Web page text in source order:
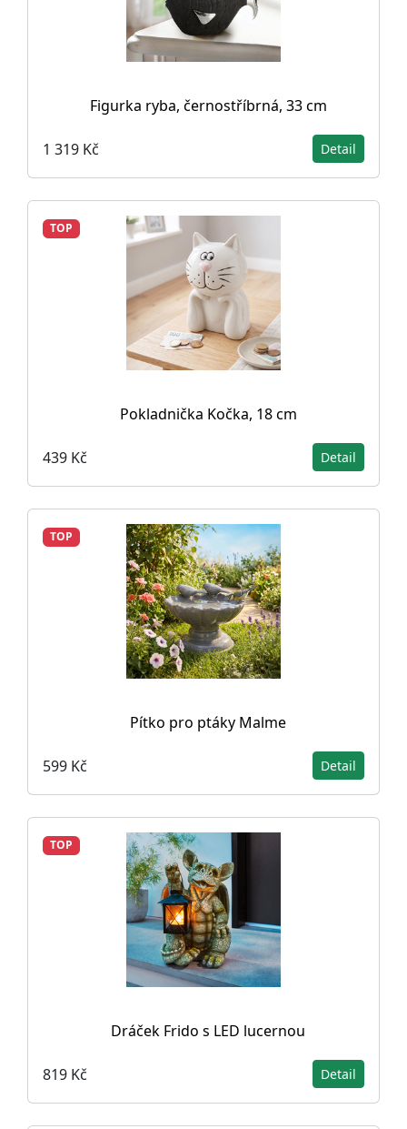
Figurka ryba, černostříbrná, 33 cm
1 319 Kč Detail
TOP
Pokladnička Kočka, 18 cm
439 Kč Detail
TOP
Pítko pro ptáky Malme
599 Kč Detail
TOP
Dráček Frido s LED lucernou
819 Kč Detail